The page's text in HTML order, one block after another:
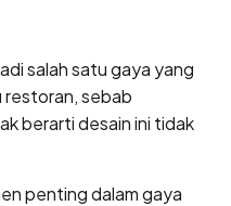
salah satu gaya yang
sebab
berarti desain ini tidak
penting dalam gaya